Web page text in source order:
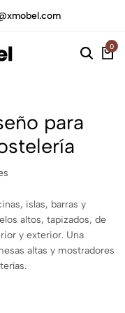
0
para
islas, barras y
altos, tapizados, de
y exterior. Una
altas y mostradores